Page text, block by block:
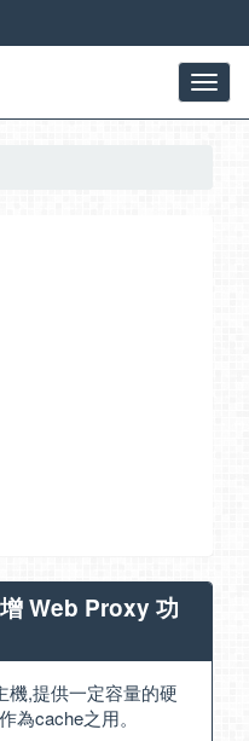
Web Proxy 功
機,提供一定容量的硬
為cache之用。